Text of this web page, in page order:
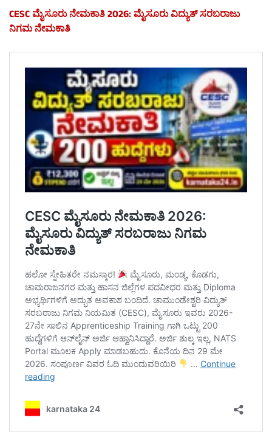
CESC ಮೈಸೂರು ನೇಮಕಾತಿ 2026: ಮೈಸೂರು ವಿದ್ಯುತ್ ಸರಬರಾಜು
ನಿಗಮ ನೇಮಕಾತಿ